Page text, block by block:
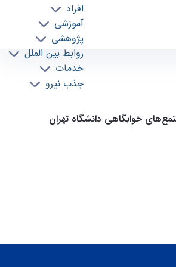
افراد
آموزشی
پژوهشی
روابط بین الملل
خدمات
جذب نیرو
خوابگاهی دانشگاه تهران